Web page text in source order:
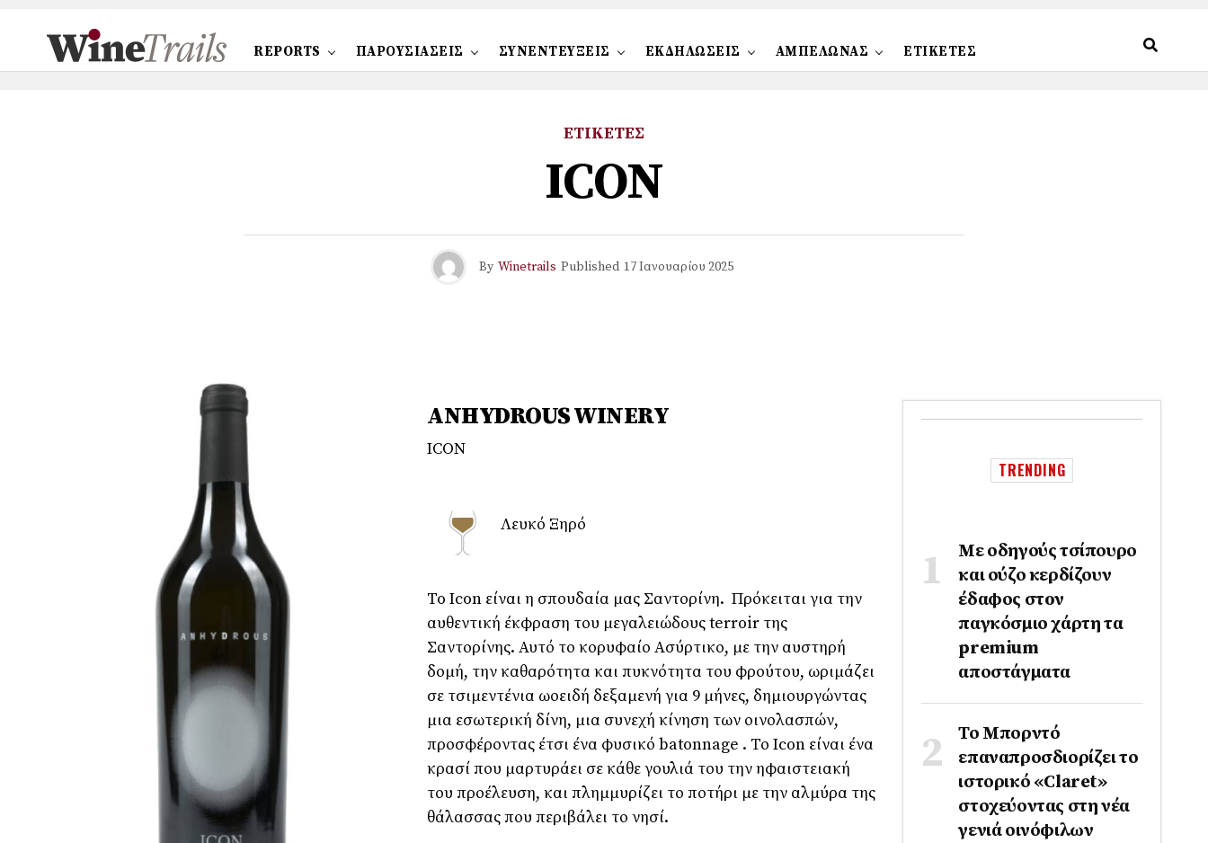
REPORTS ΠΑΡΟΥΣΙΑΣΕΙΣ ΣΥΝΕΝΤΕΥΞΕΙΣ ΕΚΔΗΛΩΣΕΙΣ ΑΜΠΕΛΩΝΑΣ ΕΤΙΚΕΤΕΣ
ΕΤΙΚΕΤΕΣ
ICON
By Winetrails Published 17 Ιανουαρίου 2025
ANHYDROUS WINERY
ICON
Λευκό Ξηρό
To Icon είναι η σπουδαία μας Σαντορίνη. Πρόκειται για την
αυθεντική έκφραση του μεγαλειώδους terroir της
Σαντορίνης. Αυτό το κορυφαίο Ασύρτικο, με την αυστηρή
δομή, την καθαρότητα και πυκνότητα του φρούτου, ωριμάζει
σε τσιμεντένια ωοειδή δεξαμενή για 9 μήνες, δημιουργώντας
μια εσωτερική δίνη, μια συνεχή κίνηση των οινολασπών,
προσφέροντας έτσι ένα φυσικό batonnage . Το Icon είναι ένα
κρασί που μαρτυράει σε κάθε γουλιά του την ηφαιστειακή
του προέλευση, και πλημμυρίζει το ποτήρι με την αλμύρα της
θάλασσας που περιβάλει το νησί.
TRENDING
Με οδηγούς τσίπουρο
και ούζο κερδίζουν
έδαφος στoν
παγκόσμιο χάρτη τα
premium
αποστάγματα
Το Μπορντό
επαναπροσδιορίζει το
ιστορικό «Claret»
στοχεύοντας στη νέα
γενιά οινόφιλων